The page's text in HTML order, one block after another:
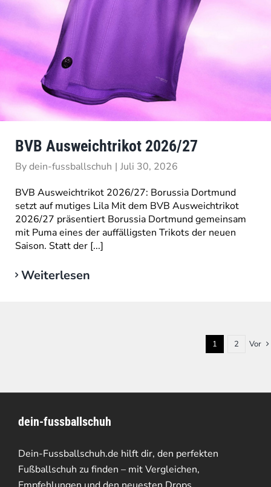
BVB Ausweichtrikot 2026/27
Bydein-fussballschuh | Juli 30, 2026
BVB Ausweichtrikot 2026/27: Borussia Dortmund
setzt auf mutiges Lila Mit dem BVB Ausweichtrikot
2026/27 präsentiert Borussia Dortmund gemeinsam
mit Puma eines der auffälligsten Trikots der neuen
Saison. Statt der [...]
Weiterlesen
1 2 Vor
dein-fussballschuh
Dein-Fussballschuh.de hilft dir, den perfekten
Fußballschuh zu finden – mit Vergleichen,